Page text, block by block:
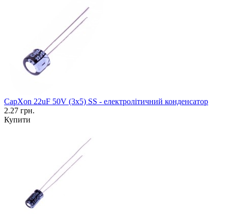
CapXon 22uF 50V (3x5) SS - електролітичний конденсатор
2.27 грн.
Купити